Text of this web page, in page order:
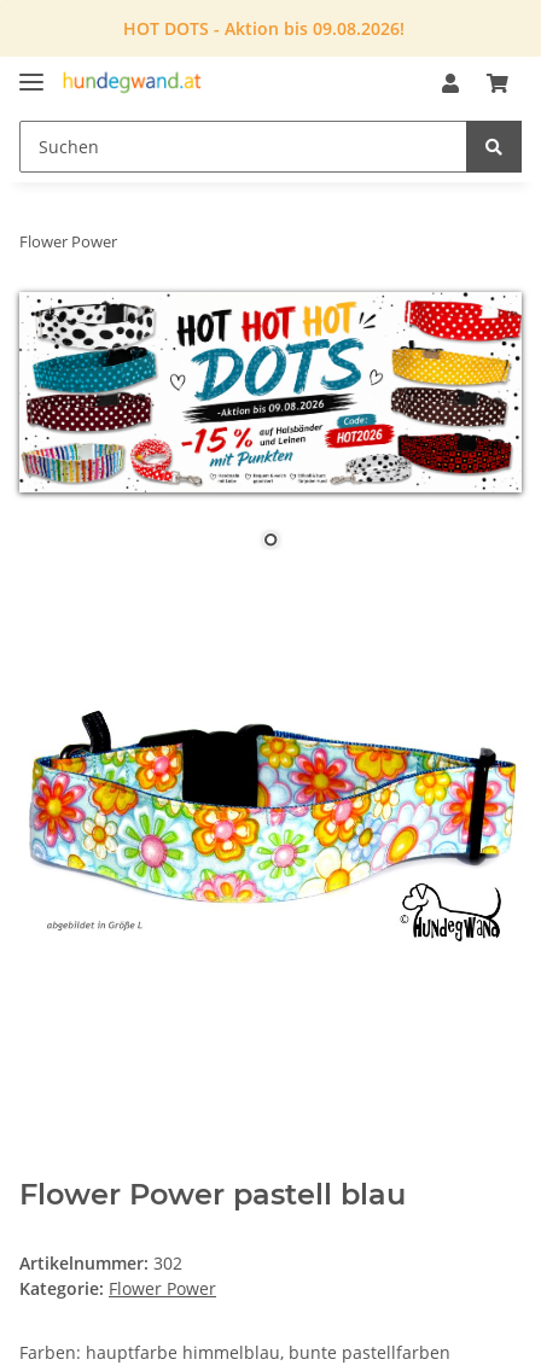
HOT DOTS - Aktion bis 09.08.2026!
Flower Power
Flower Power pastell blau
Artikelnummer: 302
Kategorie: Flower Power
Farben: hauptfarbe himmelblau, bunte pastellfarben